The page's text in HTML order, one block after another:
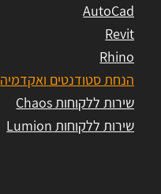
AutoCad
Revit
Rhino
הנחת סטודנטים ואקדמיה
שירות ללקוחות Chaos
שירות ללקוחות Lumion